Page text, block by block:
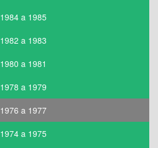
1984 a 1985
1982 a 1983
1980 a 1981
1978 a 1979
1976 a 1977
1974 a 1975